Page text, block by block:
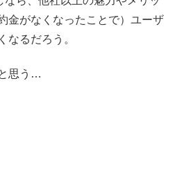
金がなくなったことで）ユーザ
なるだろう。
思う…